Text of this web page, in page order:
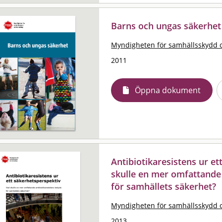
Barns och ungas säkerhet
Myndigheten för samhällsskydd
2011
Öppna dokument
Antibiotikaresistens ur
skulle en mer
för samhällets säkerhet?
Myndigheten för samhällsskydd